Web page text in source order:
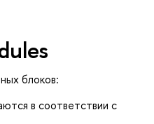
блоков:
в соответствии с